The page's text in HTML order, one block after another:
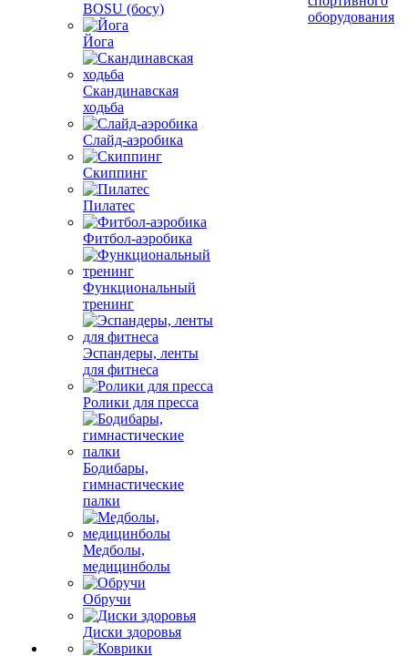
BOSU (босу)
Йога
Скандинавская
ходьба
Слайд-аэробика
Скиппинг
Пилатес
Фитбол-аэробика
Функциональный
тренинг
Эспандеры, ленты
для фитнеса
Ролики для пресса
Бодибары,
гимнастические
палки
Медболы,
медицинболы
Обручи
Диски здоровья
оборудования